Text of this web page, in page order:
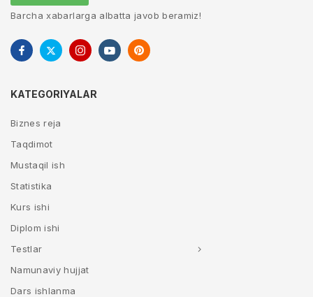
Barcha xabarlarga albatta javob beramiz!
KATEGORIYALAR
Biznes reja
Taqdimot
Mustaqil ish
Statistika
Kurs ishi
Diplom ishi
Testlar
Namunaviy hujjat
Dars ishlanma